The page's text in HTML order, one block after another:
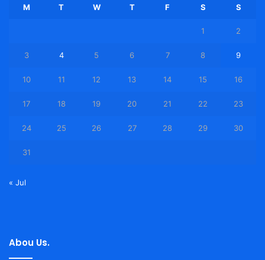
M T W T F S S
1 2
3 4 5 6 7 8 9
10 11 12 13 14 15 16
17 18 19 20 21 22 23
24 25 26 27 28 29 30
31
« Jul
Abou Us.